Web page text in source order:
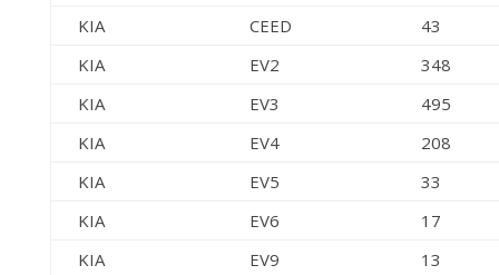
KIA
CEED
43
KIA
EV2
348
KIA
EV3
495
KIA
EV4
208
KIA
EV5
33
KIA
EV6
17
KIA
EV9
13